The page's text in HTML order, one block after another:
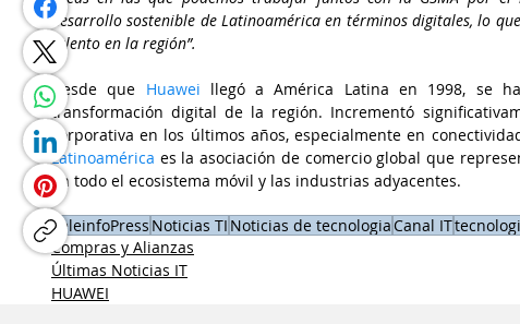
desarrollo sostenible de Latinoamérica en términos digitales, lo
talento en la región”.
Desde que Huawei llegó a América Latina en 1998, se
transformación digital de la región. Incrementó
corporativa en los últimos años, especialmente en
Latinoamérica es la asociación de comercio global que
en todo el ecosistema móvil y las industrias adyacentes.
TeleinfoPress Noticias TI Noticias de tecnologiaCanal IT
Compras y Alianzas
Últimas Noticias IT
HUAWEI